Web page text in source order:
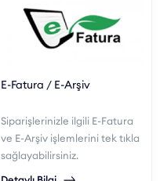
E-Fatura / E-Arşiv
Siparişlerinizle ilgili E-Fatura
ve E-Arşiv işlemlerini tek tıkla
sağlayabilirsiniz.